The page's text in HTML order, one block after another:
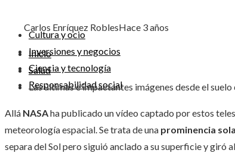
Cultura y ocio
Inversiones y negocios
Ciencia y tecnología
Responsabilidad social
Carlos Enríquez RoblesHace 3 años
Inicio
Salud
Las últimas e impactantes imágenes desde el
Allá NASAha publicado un vídeo captado por estos
meteorología espacial. Se trata de una prominencia
separa del Sol pero siguió anclado a su superficie y giró